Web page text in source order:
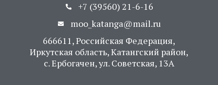
+7 (39560) 21-6-16
moo_katanga@mail.ru
666611, Российская Федерация,
Иркутская область, Катангский район,
с. Ербогачен, ул. Советская, 13А